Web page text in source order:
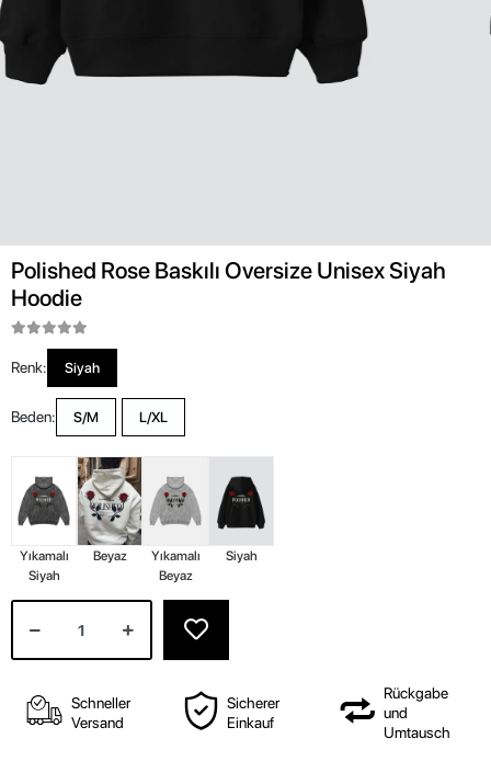
Polished Rose Baskılı Oversize Unisex Siyah
Hoodie
Renk: Siyah
Beden: S/M L/XL
Yıkamalı
Siyah
Beyaz
Yıkamalı
Beyaz
Siyah
Schneller
Versand
Sicherer
Einkauf
Rückgabe
und
Umtausch